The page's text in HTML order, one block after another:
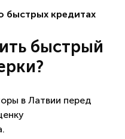
быстрых кредитах
быстрый
в Латвии перед